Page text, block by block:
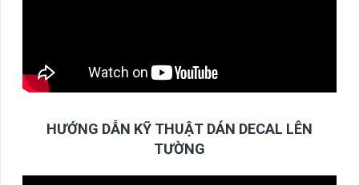
HƯỚNG DẪN KỸ THUẬT DÁN DECAL LÊN
TƯỜNG